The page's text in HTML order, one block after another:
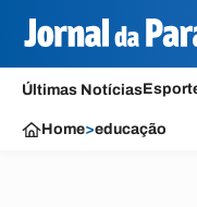
Últimas Notícias
Home>educação